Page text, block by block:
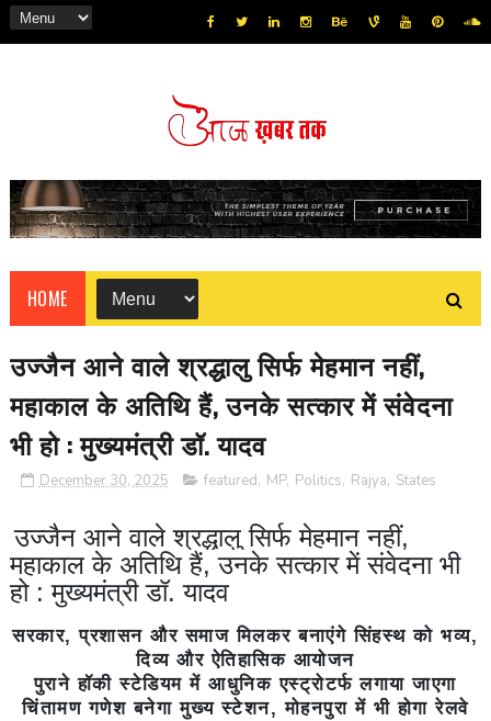
HOME
उज्जैन आने वाले श्रद्धालु सिर्फ मेहमान नहीं,
महाकाल के अतिथि हैं, उनके सत्कार में संवेदना
भी हो : मुख्यमंत्री डॉ. यादव
December 30, 2025 featured, MP, Politics, Rajya, States
उज्जैन आने वाले श्रद्धालु सिर्फ मेहमान नहीं,
महाकाल के अतिथि हैं, उनके सत्कार में संवेदना भी
हो : मुख्यमंत्री डॉ. यादव
सरकार, प्रशासन और समाज मिलकर बनाएंगे सिंहस्थ को भव्य,
दिव्य और ऐतिहासिक आयोजन
पुराने हॉकी स्टेडियम में आधुनिक एस्ट्रोटर्फ लगाया जाएगा
चिंतामण गणेश बनेगा मुख्य स्टेशन, मोहनपुरा में भी होगा रेलवे